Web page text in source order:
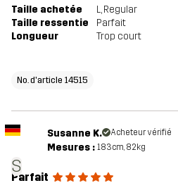
Taille achetée L, Regular
Taille ressentie
Parfait
Longueur
Trop court
No. d'article 14515
S
Susanne K. Acheteur vérifié
Mesures : 183cm, 82kg
Parfait